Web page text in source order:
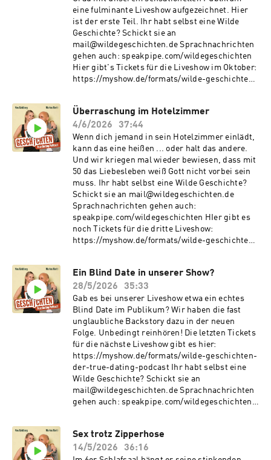
eine fulminante Liveshow aufgezeichnet. Hier
ist der erste Teil. Ihr habt selbst eine Wilde
Geschichte? Schickt sie an
mail@wildegeschichten.de Sprachnachrichten
gehen auch: speakpipe.com/wildegeschichten
Hier gibt's Tickets für die Liveshow im Oktober:
https://myshow.de/formats/wilde-geschichten-
steady.page/wildegeschichten Hier gibt's T-
Shirts und Tassen:
https://medienvogel.de/wildegeschichten/
Überraschung im Hotelzimmer
4/6/2026
37:44
Wenn dich jemand in sein Hotelzimmer einlädt,
kann das eine heißen ... oder halt das andere.
Und wir kriegen mal wieder bewiesen, dass mit
50 das Liebesleben weiß Gott nicht vorbei sein
muss. Ihr habt selbst eine Wilde Geschichte?
Schickt sie an mail@wildegeschichten.de
Sprachnachrichten gehen auch:
speakpipe.com/wildegeschichten HIer gibt es
noch Tickets für die dritte Liveshow:
https://myshow.de/formats/wilde-geschichten-
steady.page/wildegeschichten Hier gibt's T-
Shirts und Tassen:
https://medienvogel.de/wildegeschichten/
Ein Blind Date in unserer Show?
28/5/2026
35:33
Gab es bei unserer Liveshow etwa ein echtes
Blind Date im Publikum? Wir haben die fast
unglaubliche Backstory dazu in der neuen
Folge. Unbedingt reinhören! Die letzten Tickets
für die nächste Liveshow gibt es hier:
https://myshow.de/formats/wilde-geschichten-
der-true-dating-podcast Ihr habt selbst eine
Wilde Geschichte? Schickt sie an
mail@wildegeschichten.de Sprachnachrichten
gehen auch: speakpipe.com/wildegeschichten
gibt's T-Shirts und Tassen:
https://medienvogel.de/wildegeschichten/
Sex trotz Zipperhose
14/5/2026
36:16